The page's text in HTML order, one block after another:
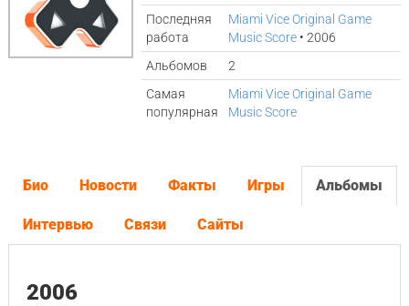
Последняя
работа
Miami Vice Original Game
Music Score • 2006
Альбомов
2
Самая
популярная
Miami Vice Original Game
Music Score
Био Новости Факты Игры Альбомы
Интервью Связи Сайты
2006